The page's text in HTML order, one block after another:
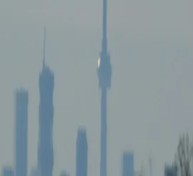
la qualité des données ou mieux connecter